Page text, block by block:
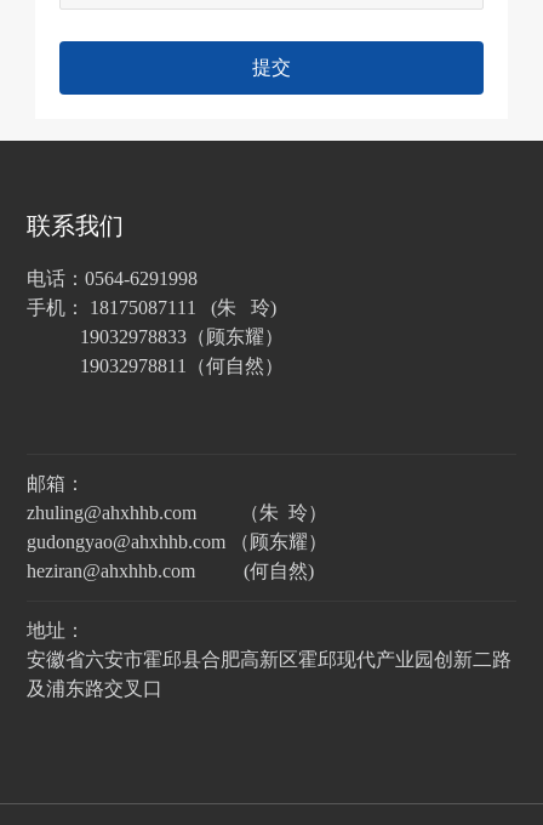
提交
联系我们
电话：0564-6291998
手机： 18175087111 (朱 玲)
19032978833（顾东耀）
19032978811（何自然）
邮箱：
zhuling@ahxhhb.com （朱 玲）
gudongyao@ahxhhb.com （顾东耀）
heziran@ahxhhb.com (何自然)
地址：
安徽省六安市霍邱县合肥高新区霍邱现代产业园创新二路
及浦东路交叉口